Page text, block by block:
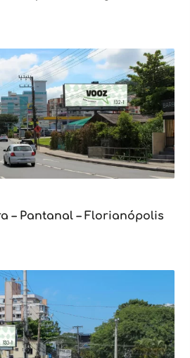
– Pantanal – Florianópolis